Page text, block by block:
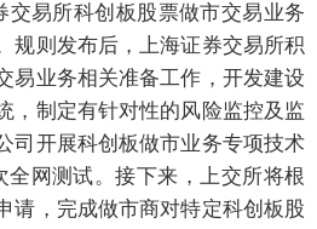
交易所科创板股票做市交易业务
规则发布后，上海证券交易所积
易业务相关准备工作，开发建设
，制定有针对性的风险监控及监
司开展科创板做市业务专项技术
全网测试。接下来，上交所将根
请，完成做市商对特定科创板股